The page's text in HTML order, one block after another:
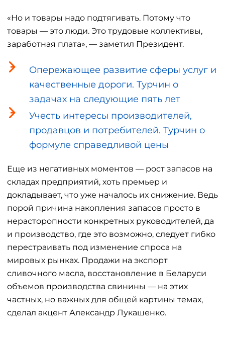
«Но и товары надо подтягивать. Потому что
товары — это люди. Это трудовые коллективы,
заработная плата», — заметил Президент.
Опережающее развитие сферы услуг и
качественные дороги. Турчин о
задачах на следующие пять лет
Учесть интересы производителей,
продавцов и потребителей. Турчин о
формуле справедливой цены
Еще из негативных моментов — рост запасов на
складах предприятий, хоть премьер и
докладывает, что уже началось их снижение. Ведь
порой причина накопления запасов просто в
нерасторопности конкретных руководителей, да
и производство, где это возможно, следует гибко
перестраивать под изменение спроса на
мировых рынках. Продажи на экспорт
сливочного масла, восстановление в Беларуси
объемов производства свинины — на этих
частных, но важных для общей картины темах,
сделал акцент Александр Лукашенко.